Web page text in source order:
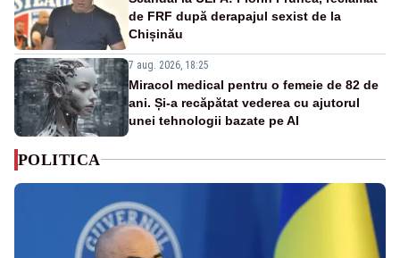
de FRF după derapajul sexist de la
Chișinău
7 aug. 2026, 18:25
Miracol medical pentru o femeie de 82 de
ani. Și-a recăpătat vederea cu ajutorul
unei tehnologii bazate pe AI
POLITICA